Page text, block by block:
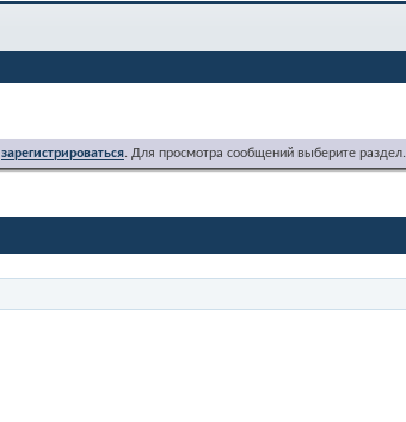
зарегистрироваться. Для просмотра сообщений выберите раздел.